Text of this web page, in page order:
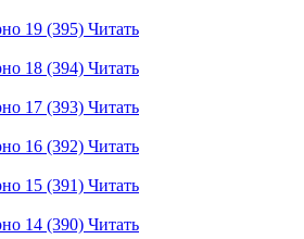
19 (395) Читать
18 (394) Читать
17 (393) Читать
16 (392) Читать
15 (391) Читать
14 (390) Читать